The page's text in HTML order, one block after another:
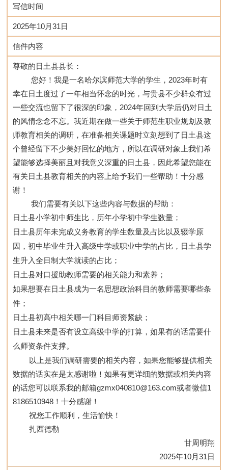
写信时间
2025年10月31日
信件内容
尊敬的日土县县长：
您好！我是一名哈尔滨师范大学的学生，2023年时有
幸在日土度过了一年相当怀念的时光，与贵县不少群众有过
一些交流也留下了很深的印象，2024年回到大学后仍对日土
的风情念念不忘。我近期在做一些关于师范生职业规划及教
师教育相关的调研，在准备相关课题时立刻想到了日土县这
个曾经留下不少美好回忆的地方，所以在调研对象上我们希
望能够选择美丽且对我意义深重的日土县，因此希望您能在
有关日土县教育相关的内容上给予我们一些帮助！十分感
谢！
我们需要有关以下这些内容与数据的帮助：
日土县小学初中师生比，历年小学初中学生数量；
日土县历年未完成义务教育的学生数量及占比以及辍学原
因，初中毕业生升入高级中学或职业中学的占比，日土县学
生升入全日制大学就读的占比；
日土县对口援助教师需要的相关能力和素养；
如果想要在日土县成为一名思想政治科目的教师需要哪些条
件；
日土县初高中相关哪一门科目师资紧缺；
日土县未来是否有设立高级中学的打算，如果有的话需要什
么师资条件支撑。
以上是我们调研需要的相关内容，如果您能够提供相关
数据的话实在是太感谢啦！如果有更详细的数据或相关内容
的话您可以联系我的邮箱gzmx040810@163.com或者微信1
8186510948！十分感谢！
祝您工作顺利，生活愉快！
扎西德勒
甘周明翔
2025年10月31日